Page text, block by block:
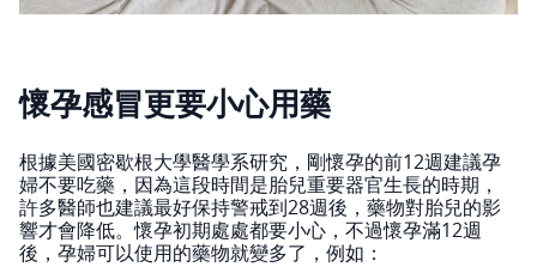
懷孕感冒更要小心用藥
根據美國密歇根大學醫學系研究，剛懷孕的前12週建議孕
婦不要吃藥，因為這段時間是胎兒重要器官生長的時期，
許多醫師也建議最好保持警戒到28週後，藥物對胎兒的影
響才會降低。懷孕初期處處都要小心，不過懷孕滿12週
後，孕婦可以使用的藥物就變多了，例如：